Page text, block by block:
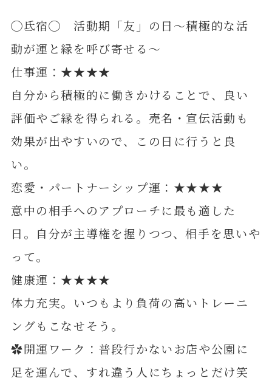
◯氐宿◯ 活動期「友」の日～積極的な活
動が運と縁を呼び寄せる～
仕事運：★★★★
自分から積極的に働きかけることで、良い
評価やご縁を得られる。売名・宣伝活動も
効果が出やすいので、この日に行うと良
い。
恋愛・パートナーシップ運：★★★★
意中の相手へのアプローチに最も適した
日。自分が主導権を握りつつ、相手を思いや
って。
健康運：★★★★
体力充実。いつもより負荷の高いトレーニ
ングもこなせそう。
✿開運ワーク：普段行かないお店や公園に
足を運んで、すれ違う人にちょっとだけ笑